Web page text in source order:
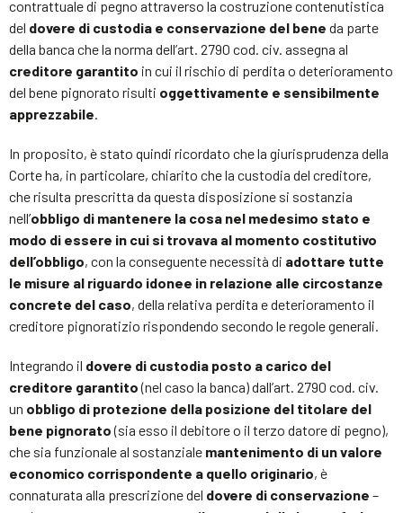
contrattuale di pegno attraverso la costruzione contenutistica
del dovere di custodia e conservazione del bene da parte
della banca che la norma dell’art. 2790 cod. civ. assegna al
creditore garantito in cui il rischio di perdita o deterioramento
del bene pignorato risulti oggettivamente e sensibilmente
apprezzabile.
In proposito, è stato quindi ricordato che la giurisprudenza della
Corte ha, in particolare, chiarito che la custodia del creditore,
che risulta prescritta da questa disposizione si sostanzia
nell’obbligo di mantenere la cosa nel medesimo stato e
modo di essere in cui si trovava al momento costitutivo
dell’obbligo, con la conseguente necessità di adottare tutte
le misure al riguardo idonee in relazione alle circostanze
concrete del caso, della relativa perdita e deterioramento il
creditore pignoratizio rispondendo secondo le regole generali.
Integrando il dovere di custodia posto a carico del
creditore garantito(nel caso la banca) dall’art. 2790 cod. civ.
un obbligo di protezione della posizione del titolare del
bene pignorato(sia esso il debitore o il terzo datore di pegno),
che sia funzionale al sostanziale mantenimento di un valore
economico corrispondente a quello originario, è
connaturata alla prescrizione del dovere di conservazione –